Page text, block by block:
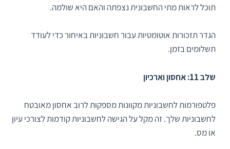
תוכל לראות מתי החשבונית נצפתה והאם היא שולמה.
הגדר תזכורות אוטומטיות עבור חשבוניות באיחור כדי לעודד
תשלומים בזמן.
שלב 11: אחסון וארכיון
פלטפורמות לחשבוניות מקוונות מספקות לרוב אחסון מאובטח
לחשבוניות שלך. זה מקל על הגישה לחשבוניות קודמות לצורכי עיון
או מס.